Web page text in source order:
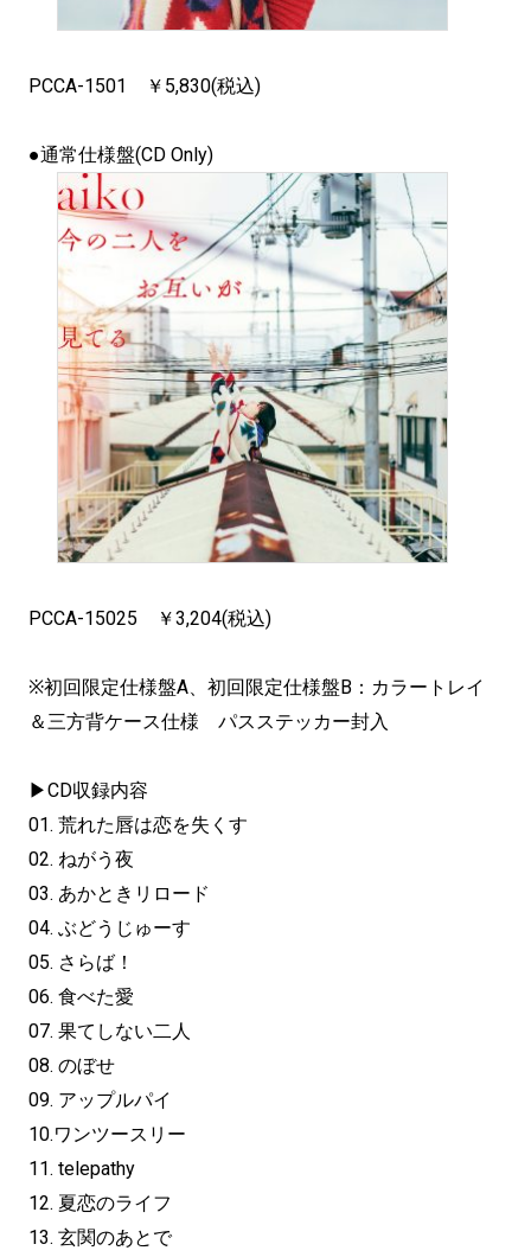
PCCA-1501 ￥5,830(税込)
●通常仕様盤(CD Only)
PCCA-15025 ￥3,204(税込)
※初回限定仕様盤A、初回限定仕様盤B：カラートレイ
＆三方背ケース仕様 パスステッカー封入
▶CD収録内容
01. 荒れた唇は恋を失くす
02. ねがう夜
03. あかときリロード
04. ぶどうじゅーす
05. さらば！
06. 食べた愛
07. 果てしない二人
08. のぼせ
09. アップルパイ
10.ワンツースリー
11. telepathy
12. 夏恋のライフ
13. 玄関のあとで